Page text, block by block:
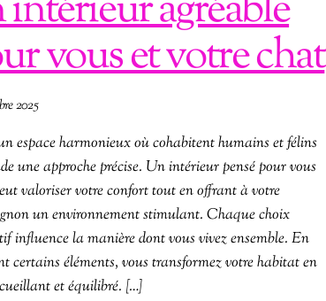
vous et votre chat
2025
espace harmonieux où cohabitent humains et félins
une approche précise. Un intérieur pensé pour vous
valoriser votre confort tout en offrant à votre
un environnement stimulant. Chaque choix
influence la manière dont vous vivez ensemble. En
certains éléments, vous transformez votre habitat en
et équilibré. […]